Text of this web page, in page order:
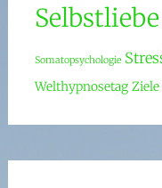
Selbstliebe
Somatopsychologie
Welthypnosetag Ziele